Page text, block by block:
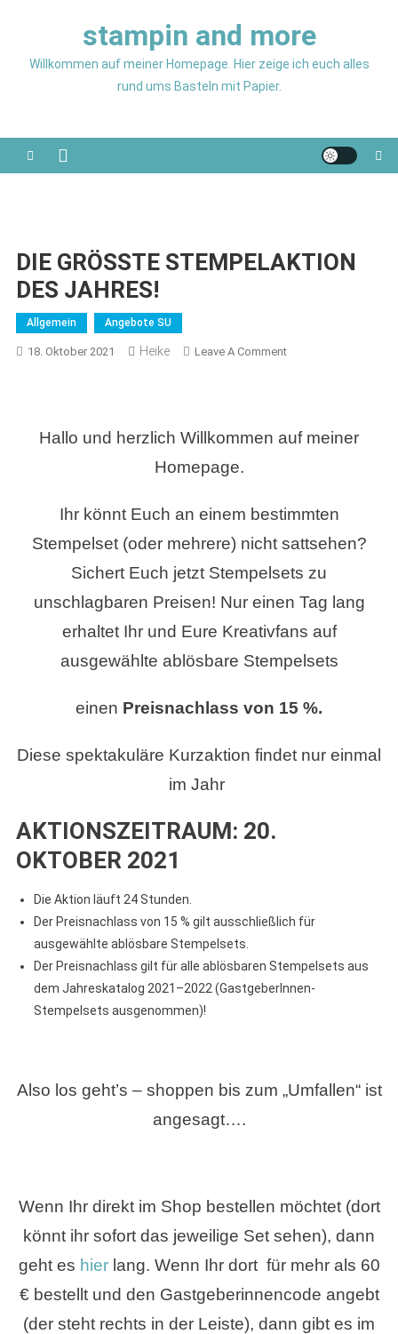
stampin and more
Willkommen auf meiner Homepage. Hier zeige ich euch alles
rund ums Basteln mit Papier.
DIE GRÖSSTE STEMPELAKTION
DES JAHRES!
Allgemein Angebote SU
18. Oktober 2021 Heike Leave A CommentOn
DES
Hallo und herzlich Willkommen auf meiner
Homepage.
Ihr könnt Euch an einem bestimmten
Stempelset (oder mehrere) nicht sattsehen?
Sichert Euch jetzt Stempelsets zu
unschlagbaren Preisen! Nur einen Tag lang
erhaltet Ihr und Eure Kreativfans auf
ausgewählte ablösbare Stempelsets
einen Preisnachlass von 15 %.
Diese spektakuläre Kurzaktion findet nur einmal
im Jahr
AKTIONSZEITRAUM: 20.
OKTOBER 2021
Die Aktion läuft 24 Stunden.
Der Preisnachlass von 15 % gilt ausschließlich für
ausgewählte ablösbare Stempelsets.
Der Preisnachlass gilt für alle ablösbaren Stempelsets aus
dem Jahreskatalog 2021–2022 (GastgeberInnen-
Stempelsets ausgenommen)!
Also los geht’s – shoppen bis zum „Umfallen“ ist
angesagt….
Wenn Ihr direkt im Shop bestellen möchtet (dort
könnt ihr sofort das jeweilige Set sehen), dann
geht es hierlang. Wenn Ihr dort für mehr als 60
€ bestellt und den Gastgeberinnencode angebt
(der steht rechts in der Leiste), dann gibt es im